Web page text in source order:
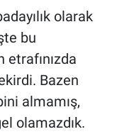
olarak
bu
etrafınızda
Bazen
almamış,
olamazdık.